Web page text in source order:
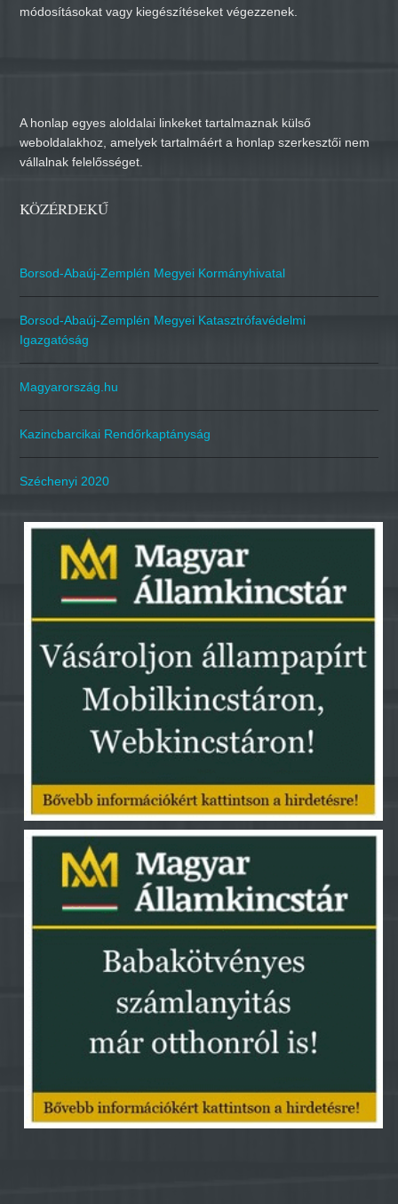
módosításokat vagy kiegészítéseket végezzenek.
A honlap egyes aloldalai linkeket tartalmaznak külső
weboldalakhoz, amelyek tartalmáért a honlap szerkesztői nem
vállalnak felelősséget.
KÖZÉRDEKŰ
Borsod-Abaúj-Zemplén Megyei Kormányhivatal
Borsod-Abaúj-Zemplén Megyei Katasztrófavédelmi
Igazgatóság
Magyarország.hu
Kazincbarcikai Rendőrkaptányság
Széchenyi 2020